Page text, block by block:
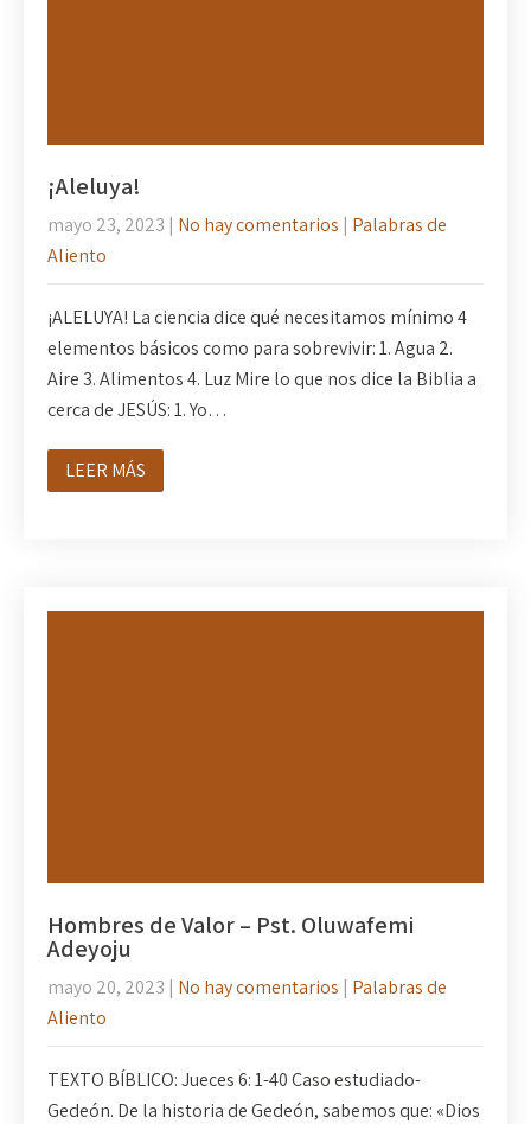
¡Aleluya!
mayo 23, 2023 | No hay comentarios | Palabras de
Aliento
¡ALELUYA! La ciencia dice qué necesitamos mínimo 4
elementos básicos como para sobrevivir: 1. Agua 2.
Aire 3. Alimentos 4. Luz Mire lo que nos dice la Biblia a
cerca de JESÚS: 1. Yo…
LEER MÁS
Hombres de Valor – Pst. Oluwafemi
Adeyoju
mayo 20, 2023 | No hay comentarios | Palabras de
Aliento
TEXTO BÍBLICO: Jueces 6: 1-40 Caso estudiado-
Gedeón. De la historia de Gedeón, sabemos que: «Dios